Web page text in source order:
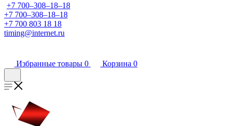
+7 700‒308‒18‒18
+7 700‒308‒18‒18
+7 700 803 18 18
timing@internet.ru
Избранные товары 0 Корзина 0